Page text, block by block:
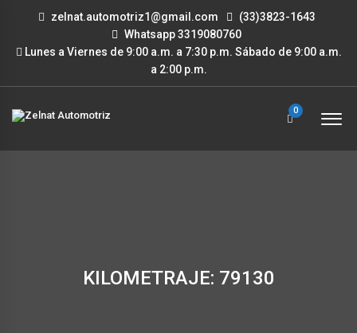
zelnat.automotriz1@gmail.com
(33)3823-1643
Whatsapp 3319080760
Lunes a Viernes de 9:00 a.m. a 7:30 p.m. Sábado de 9:00 a.m.
a 2:00 p.m.
0
KILOMETRAJE: 79130